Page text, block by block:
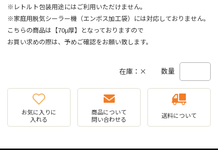
※レトルト包装用途にはご利用いただけません。
※家庭用脱気シーラー機（エンボス加工袋）には対応しておりません。
こちらの商品は【70μ厚】となっておりますので
お買い求めの際は、予めご確認をお願い致します。
在庫：× 数量
お気に入りに
入れる
商品について
問い合わせる
送料について